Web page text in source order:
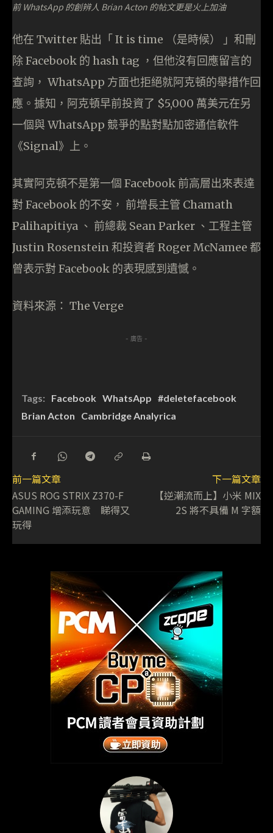
前 WhatsApp 的創辨人 Brian Acton 的帖文更是火上加油
他在 Twitter 貼出「 It is time （是時候） 」和刪
除 Facebook 的 hash tag ，但他沒有回應留言的
查詢， WhatsApp 方面也拒絕就阿克頓的舉措作回
應。據知，阿克頓早前投資了 $5,000 萬美元在另
一個與 WhatsApp 競爭的點對點加密通信軟件
《Signal》上。
其實阿克頓不是第一個 Facebook 前高層出來表達
對 Facebook 的不安， 前增長主管 Chamath
Palihapitiya 、 前總裁 Sean Parker 、工程主管
Justin Rosenstein 和投資者 Roger McNamee 都
曾表示對 Facebook 的表現感到遺憾。
資料來源： The Verge
- 廣告 -
Tags: Facebook WhatsApp #deletefacebook
Brian Acton
Cambridge Analyrica
前一篇文章
ASUS ROG STRIX Z370-F
GAMING 增添玩意 睇得又
玩得
下一篇文章
【逆潮流而上】小米 MIX
2S 將不具備 M 字額